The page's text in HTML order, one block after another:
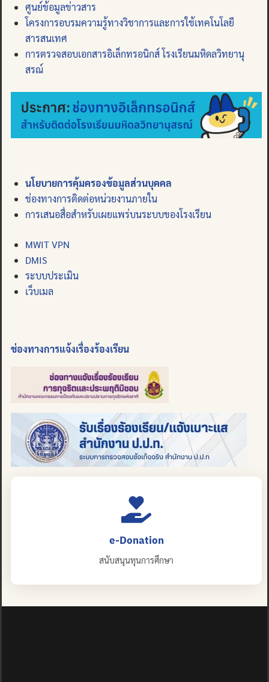
ศูนย์ข้อมูลข่าวสาร
โครงการอบรมความรู้ทางวิชาการและการใช้เทคโนโลยี
สารสนเทศ
การตรวจสอบเอกสารอิเล็กทรอนิกส์ โรงเรียนมหิดลวิทยานุ
สรณ์
นโยบายการคุ้มครองข้อมูลส่วนบุคคล
ช่องทางการติดต่อหน่วยงานภายใน
การเสนอสื่อสำหรับเผยแพร่บนระบบของโรงเรียน
MWIT VPN
DMIS
ระบบประเมิน
เว็บเมล
ช่องทางการแจ้งเรื่องร้องเรียน
e-Donation
สนับสนุนทุนการศึกษา